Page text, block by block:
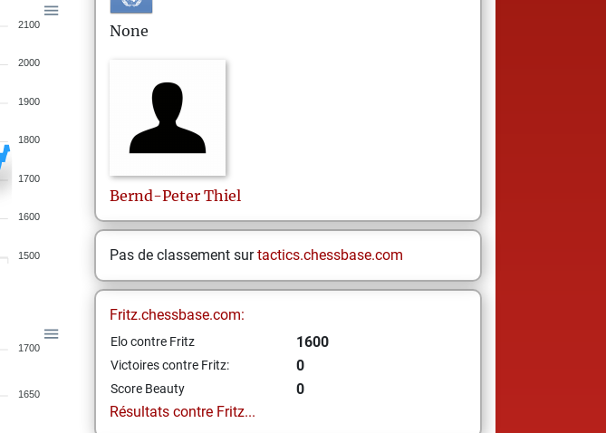
2100
2000
1900
1800
1700
1600
1500
1700
1650
None
Bernd-Peter Thiel
Pas de classement surtactics.chessbase.com
Fritz.chessbase.com:
Elo contre Fritz 1600
Victoires contre Fritz: 0
Score Beauty
0
Résultats contre Fritz...